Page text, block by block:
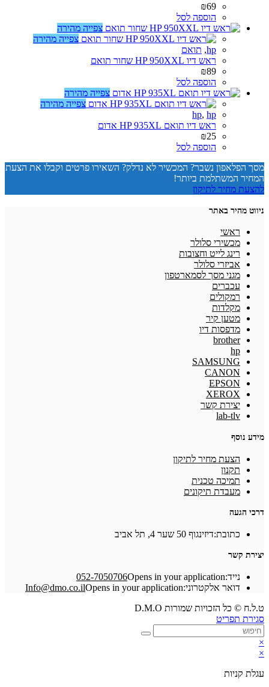
₪69
הוספה לסל
צפייה מהירה
צפייה מהירה
hp
, תואם
ראש דיו HP 950XXL שחור תואם
₪89
הוספה לסל
צפייה מהירה
צפייה מהירה
hp, hp
ראש דיו תואם HP 935XL אדום
₪25
הוספה לסל
מסך הפלאפון נשבר? המכשיר לא נדלק? השאירו פרטים וקבלו את הצעת
המחיר המשתלמת ביותר!
להצעת מחיר לתיקון
ניווט מהיר באתר
ראשי
מכשירי סלולר
רינג לייט וחצובות
אביזרי סלולר
מגני מסך לסמארטפון
עכברים
רמקולים
מקלדות
מטען קיר
מדפסות דיו
brother
hp
SAMSUNG
CANON
EPSON
XEROX
יצירת קשר
lab-tlv
מידע נוסף
הצעת מחיר לתיקון
תקנון
תמיכה טכנית
מעבדת תיקונים
דרכי הגעה
כתובת:דיזינגוף 50 שער 4, תל אביב
יצירת קשר
נייד: 052-7050706Opens in your application
דואר אלקטרוני:
Info@dmo.co.ilOpens in your application
ט.ל.ח © כל הזכויות שמורות D.M.O
סגירת תפריט
×
×
עגלת קניות